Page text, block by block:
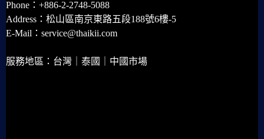
Phone：+886-2-2748-5088
Address：松山區南京東路五段188號6樓-5
E-Mail：service@thaikii.com
服務地區：台灣｜泰國｜中國市場